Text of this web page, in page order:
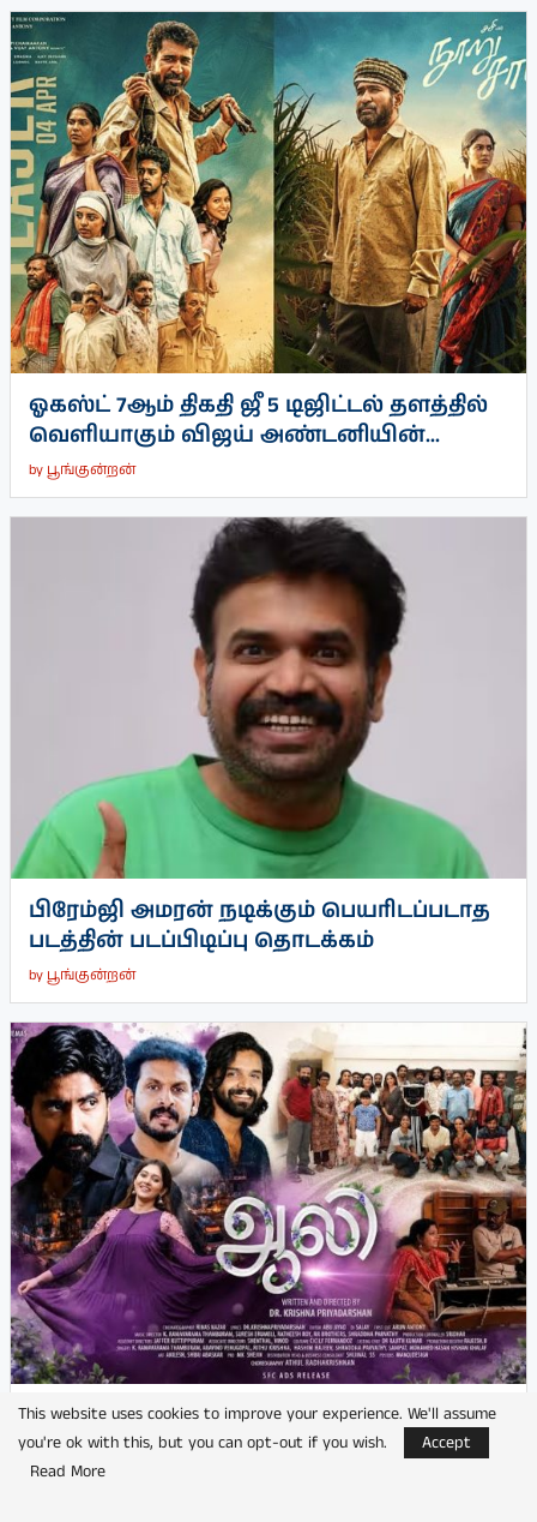
ஓகஸ்ட் 7ஆம் திகதி ஜீ 5 டிஜிட்டல் தளத்தில்
வெளியாகும் விஜய் அண்டனியின்...
by பூங்குன்றன்
பிரேம்ஜி அமரன் நடிக்கும் பெயரிடப்படாத
படத்தின் படப்பிடிப்பு தொடக்கம்
by பூங்குன்றன்
நடிகர் பிரஜின் நடிக்கும் ‘ஆலி’
by பூங்குன்றன்
This website uses cookies to improve your experience. We'll assume
you're ok with this, but you can opt-out if you wish.
Accept
Read More